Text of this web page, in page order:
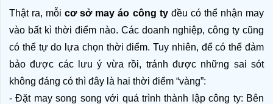
Thật ra, mỗi cơ sở may áo công ty đều có thể nhận may
vào bất kì thời điểm nào. Các doanh nghiệp, công ty cũng
có thể tự do lựa chọn thời điểm. Tuy nhiên, để có thể đảm
bảo được các lưu ý vừa rồi, tránh được những sai sót
không đáng có thì đây là hai thời điểm “vàng”:
- Đặt may song song với quá trình thành lập công ty: Bên